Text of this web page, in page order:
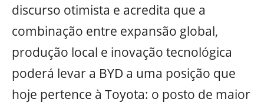
discurso otimista e acredita que a
combinação entre expansão global,
produção local e inovação tecnológica
poderá levar a BYD a uma posição que
hoje pertence à Toyota: o posto de maior